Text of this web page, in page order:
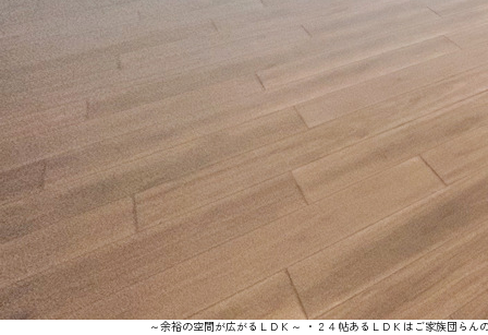
～余裕の空間が広がるＬＤＫ～ ・２４帖あるＬＤＫはご家族団ら